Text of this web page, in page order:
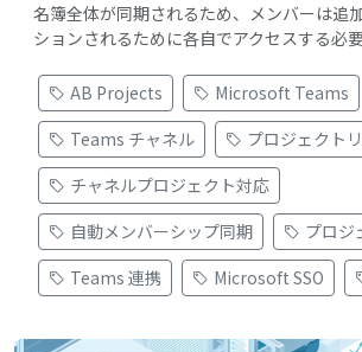
名簿全体が同期されるため、メンバーは追
ションされるために各自でアクセスする必
AB Projects
Microsoft Teams
Teams チャネル
プロジェクト
チャネルプロジェクト対応
自動メンバーシップ同期
プロジ
Teams 連携
Microsoft SSO